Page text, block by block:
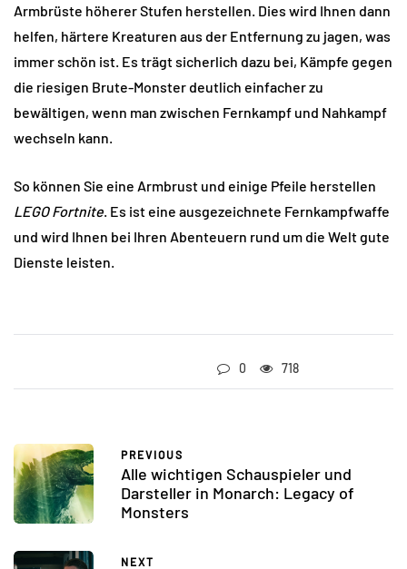
Armbrüste höherer Stufen herstellen. Dies wird Ihnen dann
helfen, härtere Kreaturen aus der Entfernung zu jagen, was
immer schön ist. Es trägt sicherlich dazu bei, Kämpfe gegen
die riesigen Brute-Monster deutlich einfacher zu
bewältigen, wenn man zwischen Fernkampf und Nahkampf
wechseln kann.
So können Sie eine Armbrust und einige Pfeile herstellen
LEGO Fortnite. Es ist eine ausgezeichnete Fernkampfwaffe
und wird Ihnen bei Ihren Abenteuern rund um die Welt gute
Dienste leisten.
0 718
PREVIOUS
Alle wichtigen Schauspieler und
Darsteller in Monarch: Legacy of
Monsters
NEXT